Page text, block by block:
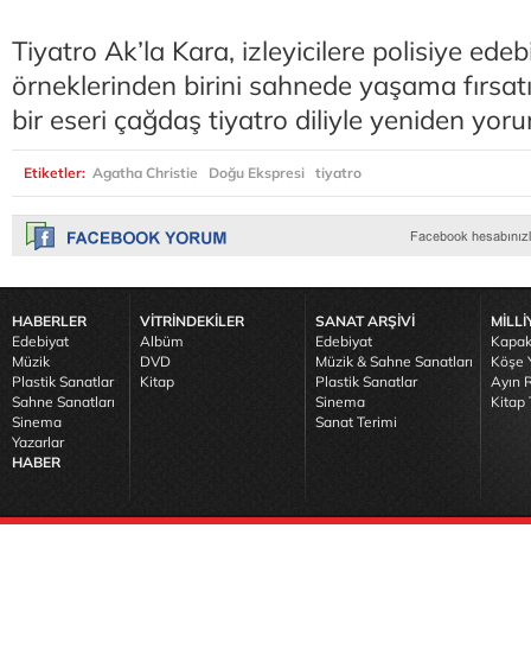
Tiyatro Ak’la Kara, izleyicilere polisiye
örneklerinden birini sahnede yaşama
bir eseri çağdaş tiyatro diliyle yeniden
Etiketler: Agatha Christie Doğu Ekspresi tiyatro
HABERLER
Edebiyat
Müzik
Plastik Sanatlar
Sahne Sanatları
Sinema
Yazarlar
HABER
VİTRİNDEKİLER
Albüm
DVD
Kitap
SANAT ARŞİVİ
Edebiyat
Müzik & Sahne Sanatları
Plastik Sanatlar
Sinema
Sanat Terimi
Köşe
Ayın
Kitap